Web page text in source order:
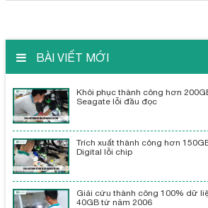
BÀI VIẾT MỚI
Khôi phục thành công hơn
Seagate lỗi đầu đọc
Trích xuất thành công hơn
Digital lỗi chip
Giải cứu thành công 100% dữ
40GB từ năm 2006